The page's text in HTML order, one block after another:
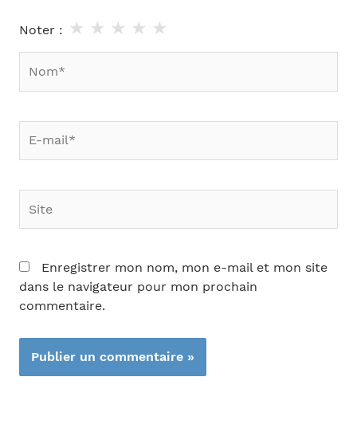
Noter : ★
★
★
★
★
mail*
Enregistrer mon nom, mon e-mail et mon site
dans le navigateur pour mon prochain
commentaire.